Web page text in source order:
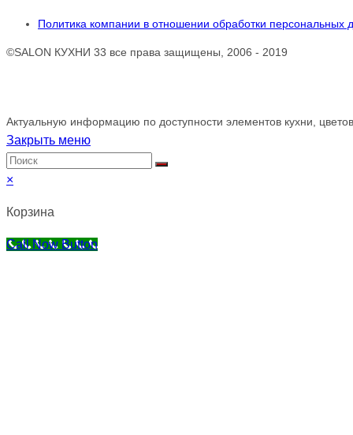
Политика компании в отношении обработки персональных
©SALON КУХНИ 33 все права защищены, 2006 - 2019
Актуальную информацию по доступности элементов кухни,
Закрыть меню
×
Корзина
Call Now Button